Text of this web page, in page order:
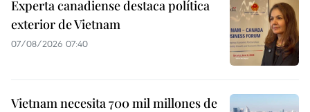
Experta canadiense destaca política
exterior de Vietnam
07/08/2026 07:40
Vietnam necesita 700 mil millones de